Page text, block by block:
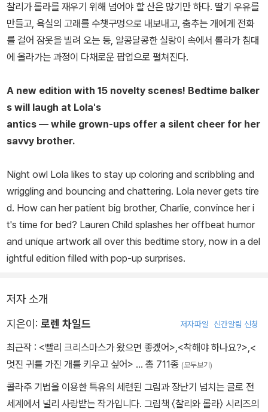
찰리가 롤라를 재우기 위해 넘어야 할 산은 많기만 하다. 딸기 우유를
만들고, 욕실의 고래를 수챗구멍으로 내보내고, 춤추는 개에게 전화
를 걸어 잠옷을 빌려 오는 등, 알콩달콩한 실랑이 속에서 롤라가 침대
에 올라가는 과정이 다채로운 팝업으로 펼쳐진다.
A new edition with 15 novelty scenes! Bedtime balker
s will laugh at Lola's
antics — while grown-ups offer a silent cheer for her
savvy brother.
Night owl Lola likes to stay up coloring and scribbling and
wriggling and bouncing and chattering. Lola never gets tire
d. How can her patient big brother, Charlie, convince her i
t's time for bed? Lauren Child splashes her offbeat humor
and unique artwork all over this bedtime story, now in a del
ightful edition filled with pop-up surprises.
저자 소개
지은이: 로렌 차일드 저자파일 신간알림 신청
최근작 : <빨리 크리스마스가 왔으면 좋겠어>,<착해야 하나요?>,<
멋진 귀를 가진 개를 키우고 싶어> … 총 711종 (모두보기)
콜라주 기법을 이용한 특유의 세련된 그림과 장난기 넘치는 글로 전
세계에서 널리 사랑받는 작가입니다. 그림책 〈찰리와 롤라〉 시리즈의